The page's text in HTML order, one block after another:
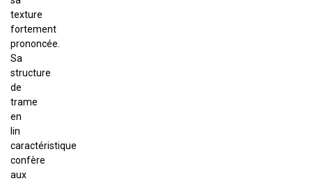
texture
fortement
prononcée.
Sa
structure
de
trame
en
lin
caractéristique
confère
aux